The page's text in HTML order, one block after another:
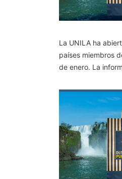
La UNILA ha
países miembros
de enero. La